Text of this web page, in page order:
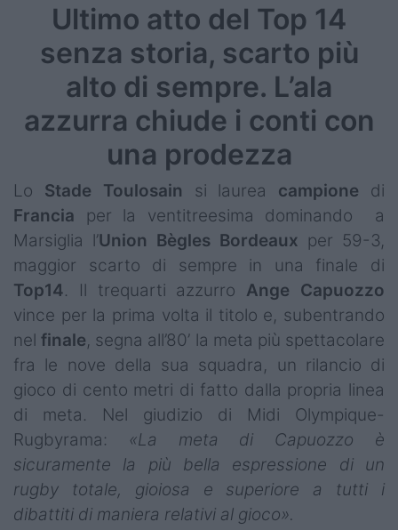
Rugby in TV
Serie A Elite
Serie A
Serie B
Serie C
Femminile
Giovanili
Coppa Italia
Minirugby
Eventi
Top10
Ultimo atto del Top 14
senza storia, scarto più
alto di sempre. L’ala
azzurra chiude i conti con
una prodezza
Lo Stade Toulosain si laurea campione di
Francia per la ventitreesima dominando a
Marsiglia l’Union Bègles Bordeaux per 59-3,
maggior scarto di sempre in una finale di
Top14. Il trequarti azzurro Ange Capuozzo
vince per la prima volta il titolo e, subentrando
nelfinale, segna all’80’ la meta più spettacolare
fra le nove della sua squadra, un rilancio di
gioco di cento metri di fatto dalla propria linea
di meta. Nel giudizio di Midi Olympique-
Rugbyrama: «La meta di Capuozzo è
sicuramente la più bella espressione di un
rugby totale, gioiosa e superiore a tutti i
dibattiti di maniera relativi al gioco».